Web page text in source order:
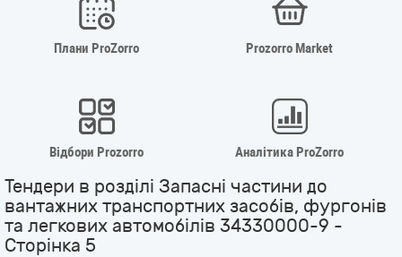
Плани ProZorro Prozorro Market
Відбори Prozorro Аналітика ProZorro
Тендери в розділі Запасні частини до
вантажних транспортних засобів, фургонів
та легкових автомобілів 34330000-9 -
Сторінка 5